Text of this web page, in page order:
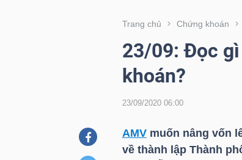
Trang chủ Chứng khoán
23/09: Đọc
khoán?
23/09/2020 06:00
AMVmuốn nâng vốn
về thành lập Thành